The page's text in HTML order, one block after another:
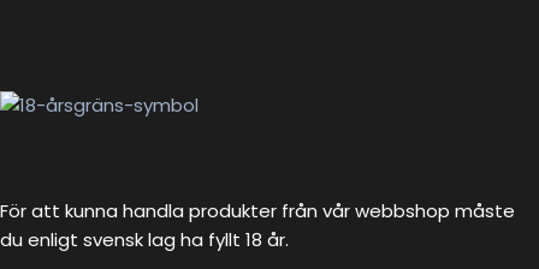
För att kunna handla produkter från vår webbshop måste
du enligt svensk lag ha fyllt 18 år.